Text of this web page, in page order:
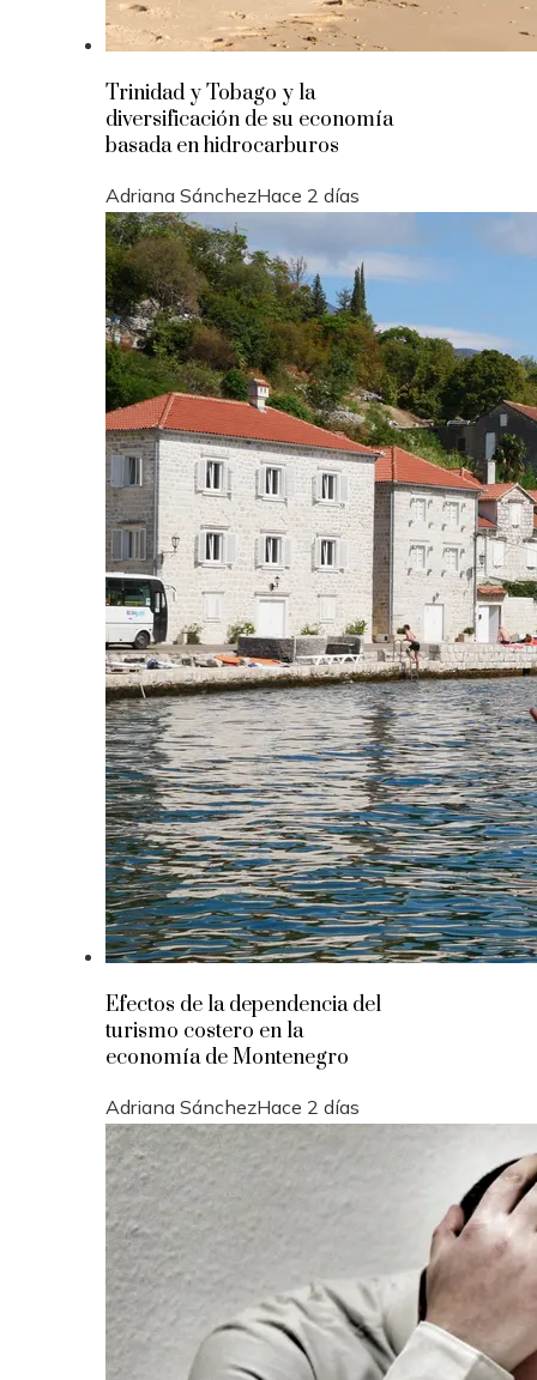
Trinidad y Tobago y la
diversificación de su economía
basada en hidrocarburos
Adriana SánchezHace 2 días
Efectos de la dependencia del
turismo costero en la
economía de Montenegro
Adriana SánchezHace 2 días